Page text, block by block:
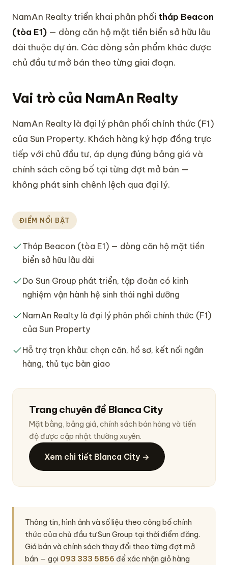
NamAn Realty triển khai phân phối tháp Beacon
(tòa E1) — dòng căn hộ mặt tiền biển sở hữu lâu
dài thuộc dự án. Các dòng sản phẩm khác được
chủ đầu tư mở bán theo từng giai đoạn.
Vai trò của NamAn Realty
NamAn Realty là đại lý phân phối chính thức (F1)
của Sun Property. Khách hàng ký hợp đồng trực
tiếp với chủ đầu tư, áp dụng đúng bảng giá và
chính sách công bố tại từng đợt mở bán —
không phát sinh chênh lệch qua đại lý.
ĐIỂM NỔI BẬT
Tháp Beacon (tòa E1) — dòng căn hộ mặt tiền
biển sở hữu lâu dài
Do Sun Group phát triển, tập đoàn có kinh
nghiệm vận hành hệ sinh thái nghỉ dưỡng
NamAn Realty là đại lý phân phối chính thức (F1)
của Sun Property
Hỗ trợ trọn khâu: chọn căn, hồ sơ, kết nối ngân
hàng, thủ tục bàn giao
Trang chuyên đề Blanca City
Mặt bằng, bảng giá, chính sách bán hàng và tiến
độ được cập nhật thường xuyên.
Xem chi tiết Blanca City →
Thông tin, hình ảnh và số liệu theo công bố chính
thức của chủ đầu tư Sun Group tại thời điểm đăng.
Giá bán và chính sách thay đổi theo từng đợt mở
bán — gọi 093 333 5856 để xác nhận giỏ hàng